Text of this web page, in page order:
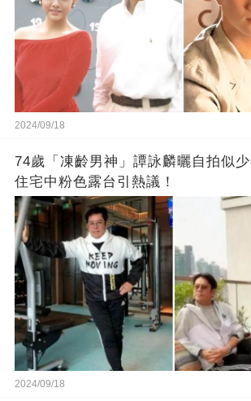
2024/09/18
74歲「凍齡男神」譚詠麟曬自拍似
住宅中粉色露台引熱議！
2024/09/18